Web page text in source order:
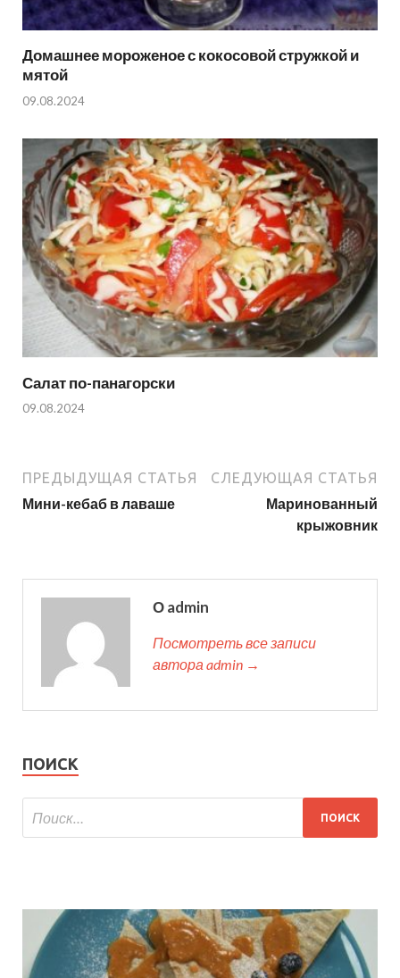
Домашнее мороженое с кокосовой стружкой и
мятой
09.08.2024
Салат по-панагорски
09.08.2024
ПРЕДЫДУЩАЯ СТАТЬЯ
Мини-кебаб в лаваше
СЛЕДУЮЩАЯ СТАТЬЯ
Маринованный
крыжовник
О admin
Посмотреть все записи
автора admin →
ПОИСК